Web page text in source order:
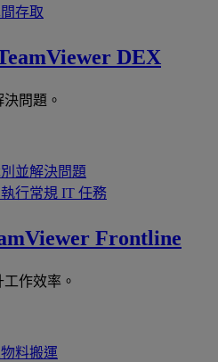
存取
DEX
問題。
並解決問題
行常規 IT 任務
Frontline
作效率。
料搬運